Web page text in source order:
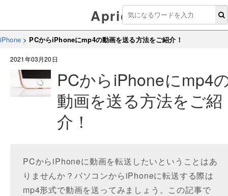
Aprico
iPhone> PCからiPhoneにmp4の動画を送る方法をご紹介！
2021年03月20日
PCからiPhoneにmp4
動画を送る方法をご紹
介！
PCからiPhoneに動画を転送したいということはあ
りませんか？パソコンからiPhoneに転送する際は
mp4形式で動画を送ってみましょう。この記事で